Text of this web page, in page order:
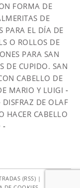
FORMA DE
DE
PARA EL DÍA DE
O ROLLOS DE
PARA SAN
DE CUPIDO. SAN
CABELLO DE
MARIO Y LUIGI -
DISFRAZ DE OLAF
HACER CABELLO
-
(RSS) |